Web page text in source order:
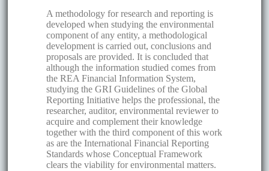
A methodology for research and reporting is
developed when studying the environmental
component of any entity, a methodological
development is carried out, conclusions and
proposals are provided. It is concluded that
although the information studied comes from
the REA Financial Information System,
studying the GRI Guidelines of the Global
Reporting Initiative helps the professional, the
researcher, auditor, environmental reviewer to
acquire and complement their knowledge
together with the third component of this work
as are the International Financial Reporting
Standards whose Conceptual Framework
clears the viability for environmental matters.